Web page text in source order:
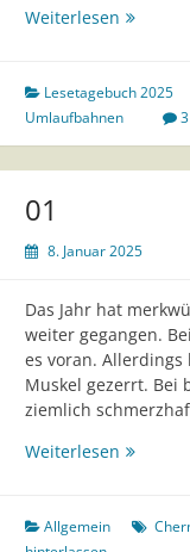
Weiterlesen
Harvey
Lesetagebuch 2025
Umlaufbahnen
01
8. Januar 2025
Das Jahr hat
weiter gegangen.
es voran.
Muskel gezerrt. Bei
ziemlich
Weiterlesen 01
Allgemein